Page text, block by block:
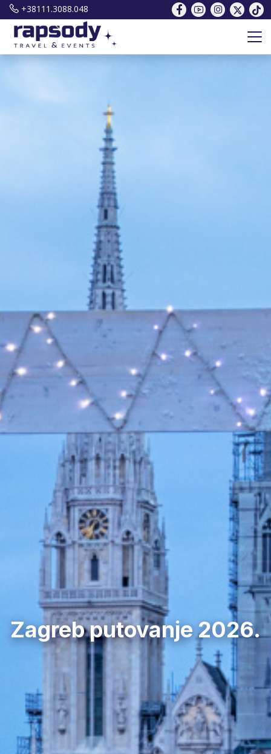
+38111.3088.048
Zagreb putovanje 2026.